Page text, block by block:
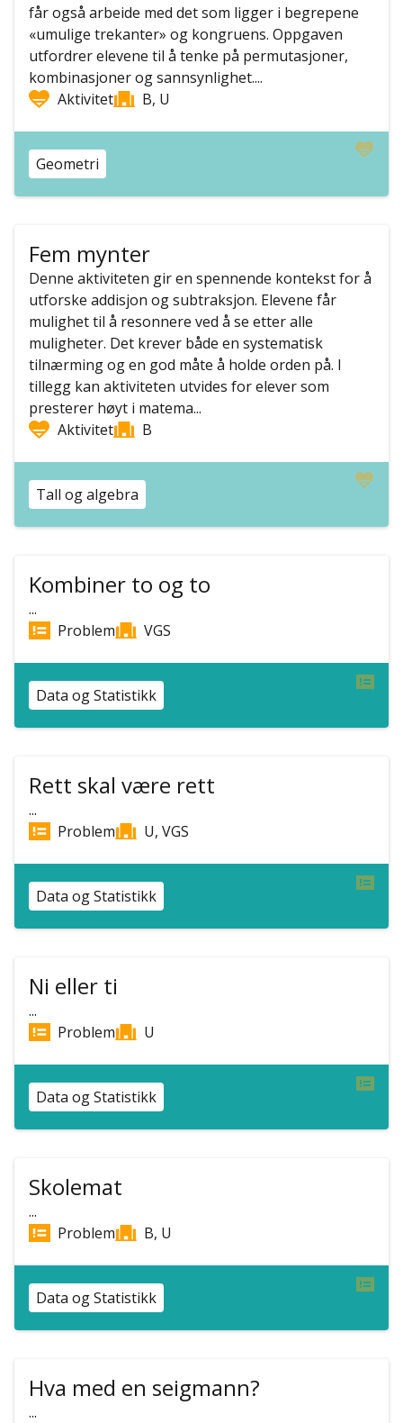
får også arbeide med det som ligger i begrepene
«umulige trekanter» og kongruens. Oppgaven
utfordrer elevene til å tenke på permutasjoner,
kombinasjoner og sannsynlighet....
Aktivitet
B, U
Geometri
Fem mynter
Denne aktiviteten gir en spennende kontekst for å
utforske addisjon og subtraksjon. Elevene får
mulighet til å resonnere ved å se etter alle
muligheter. Det krever både en systematisk
tilnærming og en god måte å holde orden på. I
tillegg kan aktiviteten utvides for elever som
presterer høyt i matema...
Aktivitet
B
Tall og algebra
Kombiner to og to
...
Problem
VGS
Data og Statistikk
Rett skal være rett
...
Problem
U, VGS
Data og Statistikk
Ni eller ti
...
Problem
U
Data og Statistikk
Skolemat
...
Problem
B, U
Data og Statistikk
Hva med en seigmann?
...